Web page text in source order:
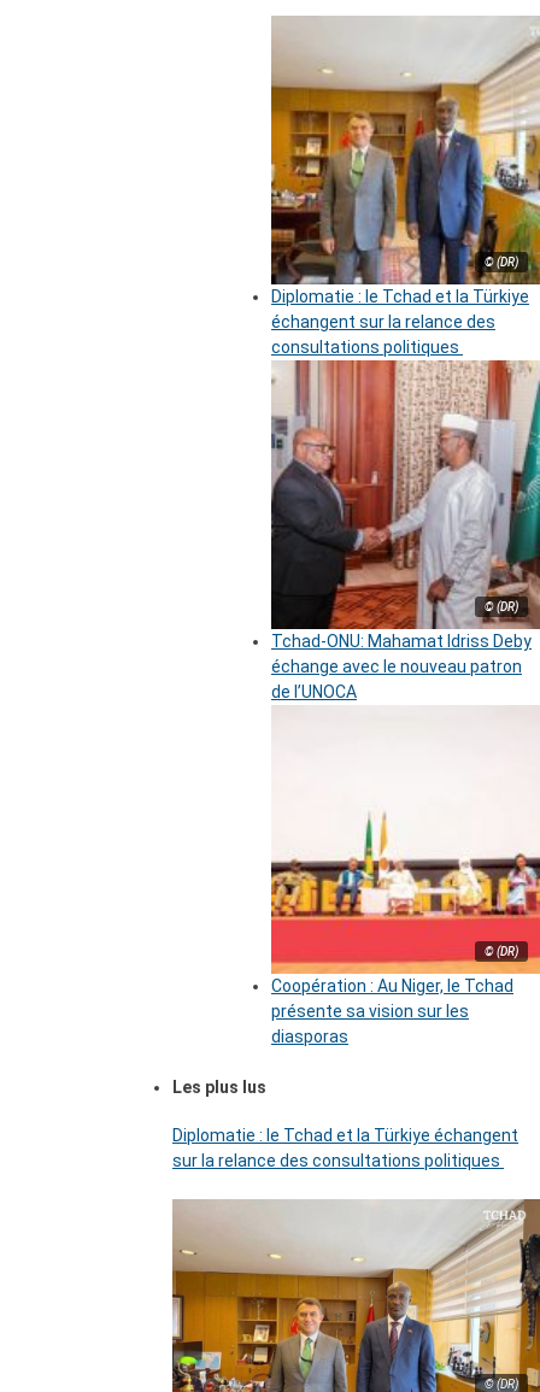
© (DR)
Diplomatie : le Tchad et la Türkiye
échangent sur la relance des
consultations politiques
© (DR)
Tchad-ONU: Mahamat Idriss Deby
échange avec le nouveau patron
de l’UNOCA
© (DR)
Coopération : Au Niger, le Tchad
présente sa vision sur les
diasporas
Les plus lus
Diplomatie : le Tchad et la Türkiye échangent
sur la relance des consultations politiques
© (DR)